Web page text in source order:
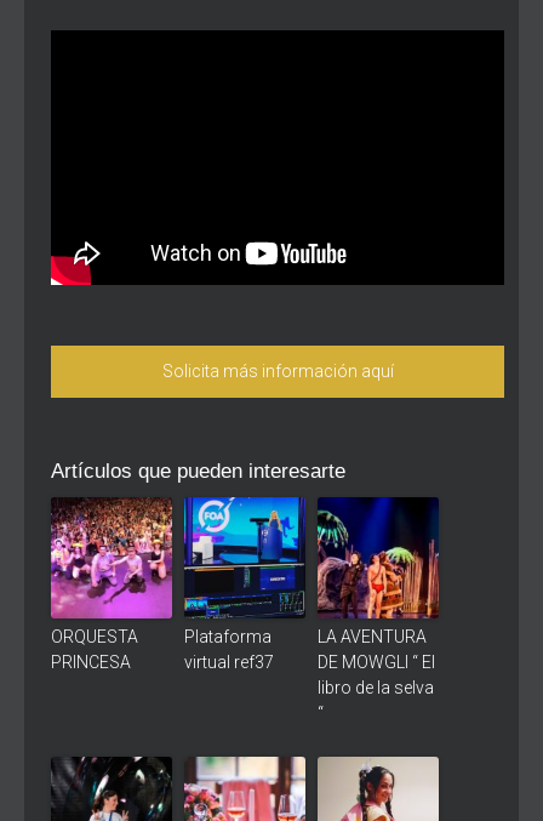
Solicita más información aquí
Artículos que pueden interesarte
ORQUESTA
PRINCESA
Plataforma
virtual ref37
LA AVENTURA
DE MOWGLI “ El
libro de la selva
“